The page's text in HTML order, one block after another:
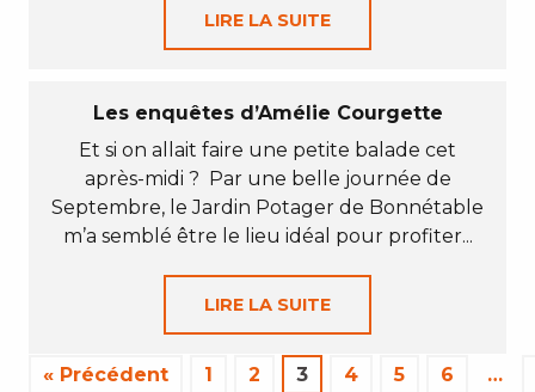
LIRE LA SUITE
Les enquêtes d’Amélie Courgette
Et si on allait faire une petite balade cet
après-midi ? Par une belle journée de
Septembre, le Jardin Potager de Bonnétable
m’a semblé être le lieu idéal pour profiter...
LIRE LA SUITE
« Précédent 1 2 3 4 5 6 …